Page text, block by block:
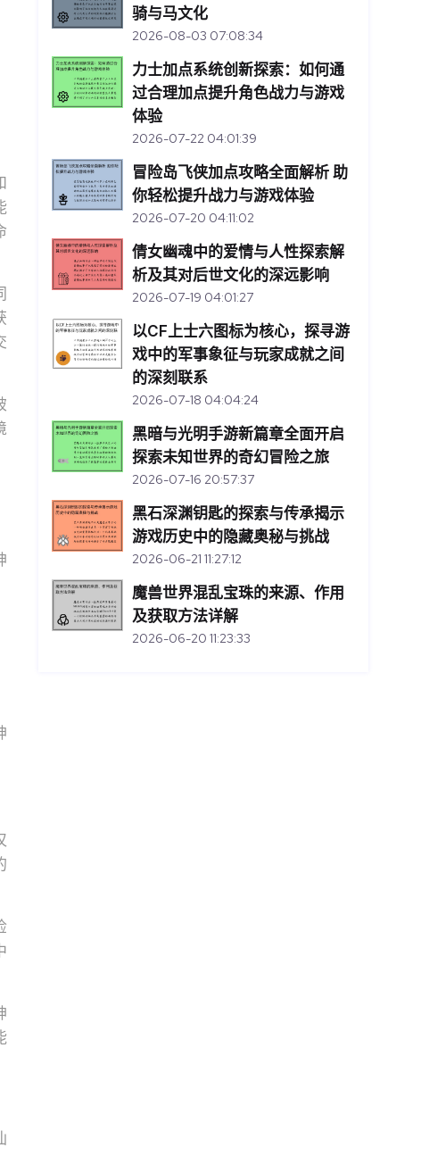
骑与马文化
2026-08-03 07:08:34
力士加点系统创新探索：如何通
过合理加点提升角色战力与游戏
体验
2026-07-22 04:01:39
冒险岛飞侠加点攻略全面解析 助
你轻松提升战力与游戏体验
2026-07-20 04:11:02
倩女幽魂中的爱情与人性探索解
析及其对后世文化的深远影响
2026-07-19 04:01:27
以CF上士六图标为核心，探寻游
戏中的军事象征与玩家成就之间
的深刻联系
2026-07-18 04:04:24
黑暗与光明手游新篇章全面开启
探索未知世界的奇幻冒险之旅
2026-07-16 20:57:37
黑石深渊钥匙的探索与传承揭示
游戏历史中的隐藏奥秘与挑战
2026-06-21 11:27:12
魔兽世界混乱宝珠的来源、作用
及获取方法详解
2026-06-20 11:23:33